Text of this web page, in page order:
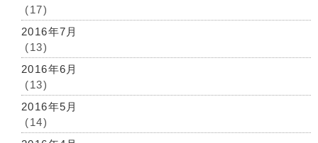
(17)
2016年7月
(13)
2016年6月
(13)
2016年5月
(14)